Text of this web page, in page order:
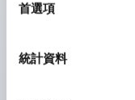
首選項
統計資料
手柄可從6種中選擇